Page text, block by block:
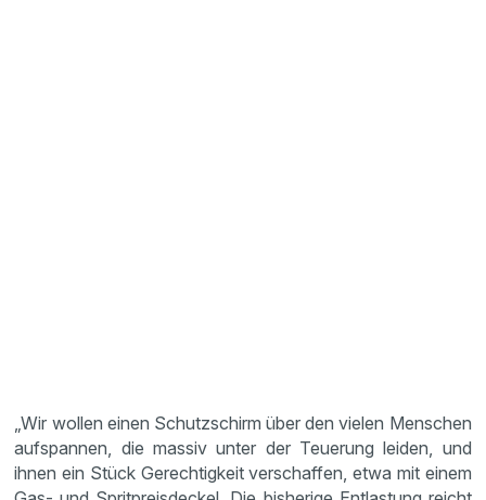
„Wir wollen einen Schutzschirm über den vielen Menschen
aufspannen, die massiv unter der Teuerung leiden, und
ihnen ein Stück Gerechtigkeit verschaffen, etwa mit einem